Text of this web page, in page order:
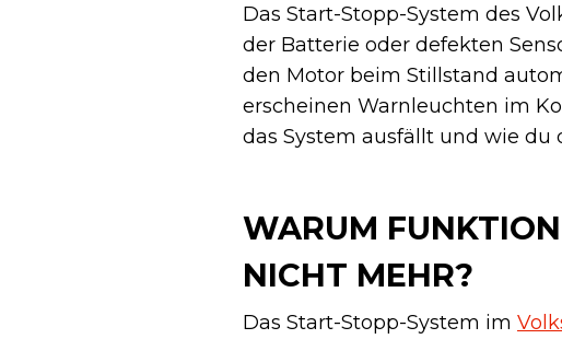
Das Start-Stopp-System des
der Batterie oder defekten
den Motor beim Stillstand
erscheinen Warnleuchten im
das System ausfällt und wie
WARUM
NICHT MEHR?
Das Start-Stopp-System im